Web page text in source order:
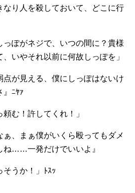
なり人を殺しておいて、どこに行
っぽがネジで、いつの間に？貴様
いやそれ以前に何故しっぽを」
が見える、僕にしっぽはないけ
』ﾆﾔｧ
む！許してくれ！」
、まぁ僕がいくら殴ってもダメ
ね……一発だけでいいよ』
そうか！」ﾄｽｯ